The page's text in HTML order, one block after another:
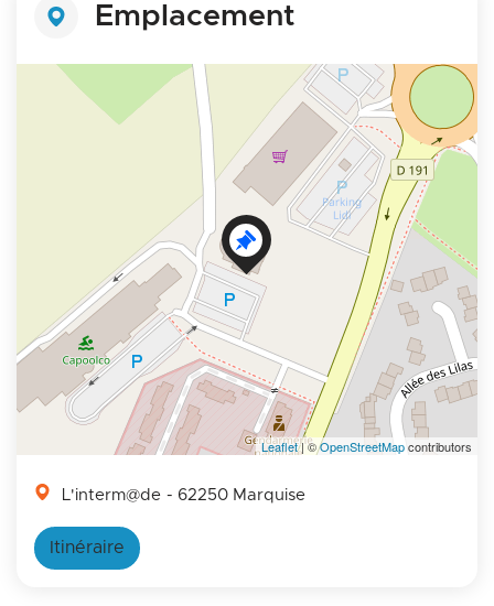
Emplacement
Leaflet| ©OpenStreetMapcontributors
L'interm@de - 62250 Marquise
Itinéraire